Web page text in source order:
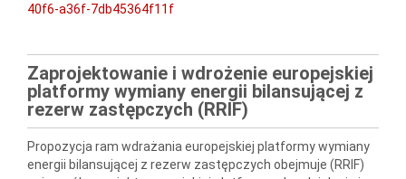
40f6-a36f-7db45364f11f
Zaprojektowanie i wdrożenie europejskiej
platformy wymiany energii bilansującej z
rezerw zastępczych (RRIF)
Propozycja ram wdrażania europejskiej platformy wymiany
energii bilansującej z rezerw zastępczych obejmuje (RRIF)